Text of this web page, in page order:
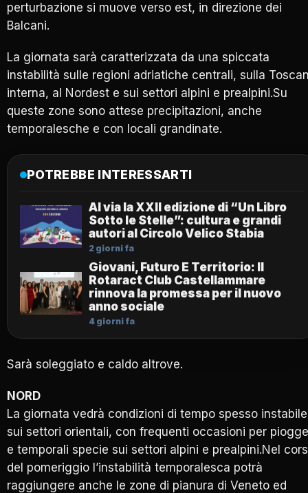
perturbazione si muove verso est, in direzione dei
Balcani.
La giornata sarà caratterizzata da una spiccata
instabilità sulle regioni adriatiche centrali, sulla
interna, al Nordest e sui settori alpini e prealpini.Su
queste zone sono attese precipitazioni, anche
temporalesche e con locali grandinate.
POTREBBE INTERESSARTI
Al via la XXII edizione di “Un Libro
Sotto le Stelle”: cultura e grandi
autori al Circolo Velico Stabia
2 giorni fa
Giovani, Futuro E Territorio: Il
Rotaract Club Castellammare
rinnova la promessa per il nuovo
anno sociale
4 giorni fa
Sarà soleggiato e caldo altrove.
NORD
La giornata vedrà condizioni di tempo spesso instabile
sui settori orientali, con frequenti occasioni per piogge
e temporali specie sui settori alpini e prealpini.Nel
del pomeriggio l’instabilità temporalesca potrà
raggiungere anche le zone di pianura di Veneto ed